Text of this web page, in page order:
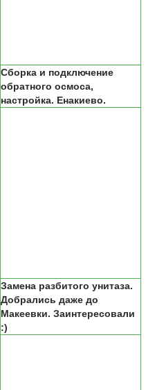
Сборка и подключение
обратного осмоса,
настройка. Енакиево.
Замена разбитого унитаза.
Добрались даже до
Макеевки. Заинтересовали
:)